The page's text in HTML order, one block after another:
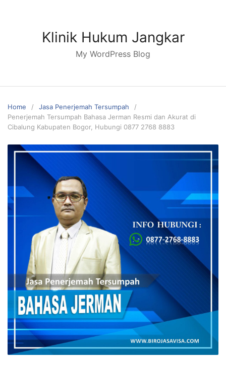
Klinik Hukum Jangkar
My WordPress Blog
Home
Jasa Penerjemah Tersumpah
Penerjemah Tersumpah Bahasa Jerman Resmi dan Akurat di
Cibalung Kabupaten Bogor, Hubungi 0877 2768 8883